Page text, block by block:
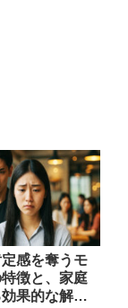
感を奪うモ
徴と、家庭
果的な解決